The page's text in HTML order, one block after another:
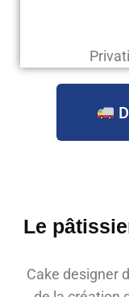
Le
Cake designer